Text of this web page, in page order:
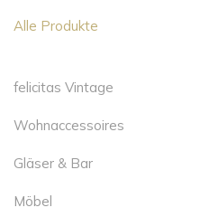
Alle Produkte
felicitas Vintage
Wohnaccessoires
Gläser & Bar
Möbel